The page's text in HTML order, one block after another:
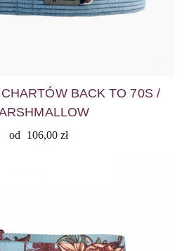
BACK TO 70S /
od 106,00 zł